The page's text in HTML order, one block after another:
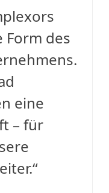
Form des
eine
– für